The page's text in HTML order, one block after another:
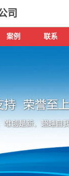
司
案例 联系